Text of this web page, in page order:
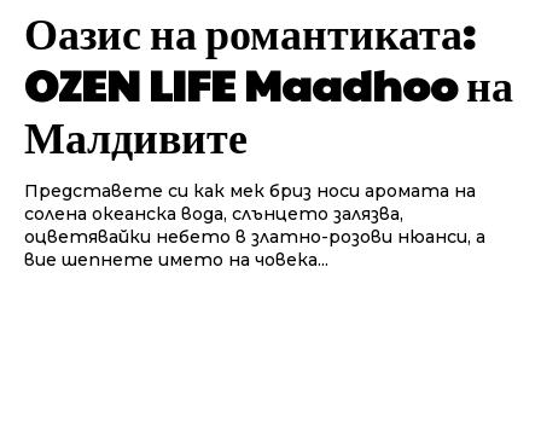
Оазис на романтиката:
OZEN LIFE Maadhoo на
Малдивите
Представете си как мек бриз носи аромата на
солена океанска вода, слънцето залязва,
оцветявайки небето в златно-розови нюанси, а
вие шепнете името на човека...